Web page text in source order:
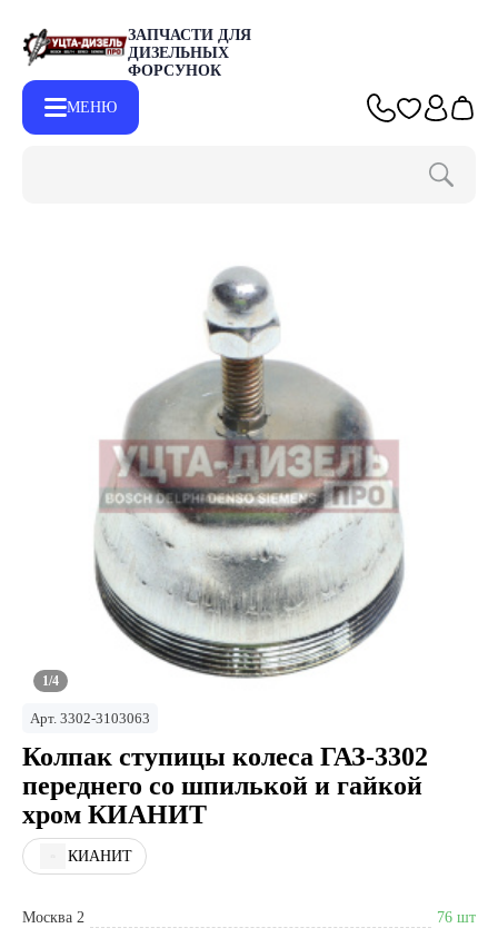
ЗАПЧАСТИ ДЛЯ
ДИЗЕЛЬНЫХ
ФОРСУНОК
МЕНЮ
1/4
Арт. 3302-3103063
Колпак ступицы колеса ГАЗ-3302
переднего со шпилькой и гайкой
хром КИАНИТ
КИАНИТ
Москва 2 76 шт